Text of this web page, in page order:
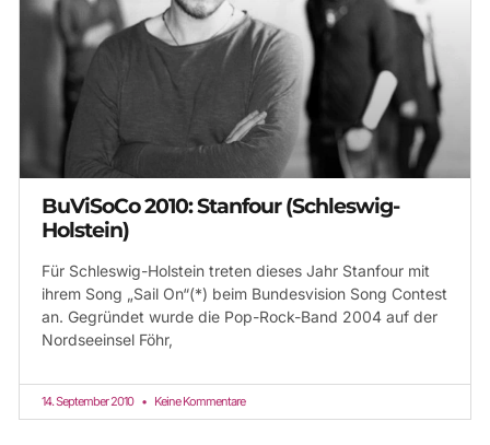
BuViSoCo 2010: Stanfour (Schleswig-
Holstein)
Für Schleswig-Holstein treten dieses Jahr Stanfour mit
ihrem Song „Sail On“(*) beim Bundesvision Song Contest
an. Gegründet wurde die Pop-Rock-Band 2004 auf der
Nordseeinsel Föhr,
14. September 2010 Keine Kommentare